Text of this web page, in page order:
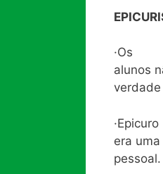
·Os
alunos
·Epicuro
era
pessoal.